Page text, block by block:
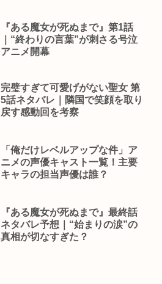
『ある魔女が死ぬまで』第1話
｜“終わりの言葉”が刺さる号泣
アニメ開幕
完璧すぎて可愛げがない聖女 第
5話ネタバレ｜隣国で笑顔を取り
戻す感動回を考察
「俺だけレベルアップな件」ア
ニメの声優キャスト一覧！主要
キャラの担当声優は誰？
『ある魔女が死ぬまで』最終話
ネタバレ予想｜“始まりの涙”の
真相が切なすぎた？